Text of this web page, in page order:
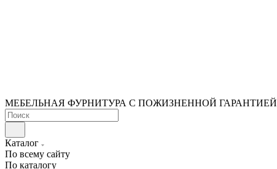
МЕБЕЛЬНАЯ ФУРНИТУРА С ПОЖИЗНЕННОЙ ГАРАНТИЕЙ
Каталог
По всему сайту
По каталогу